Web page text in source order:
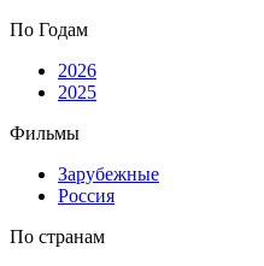
По Годам
2026
2025
Фильмы
Зарубежные
Россия
По странам